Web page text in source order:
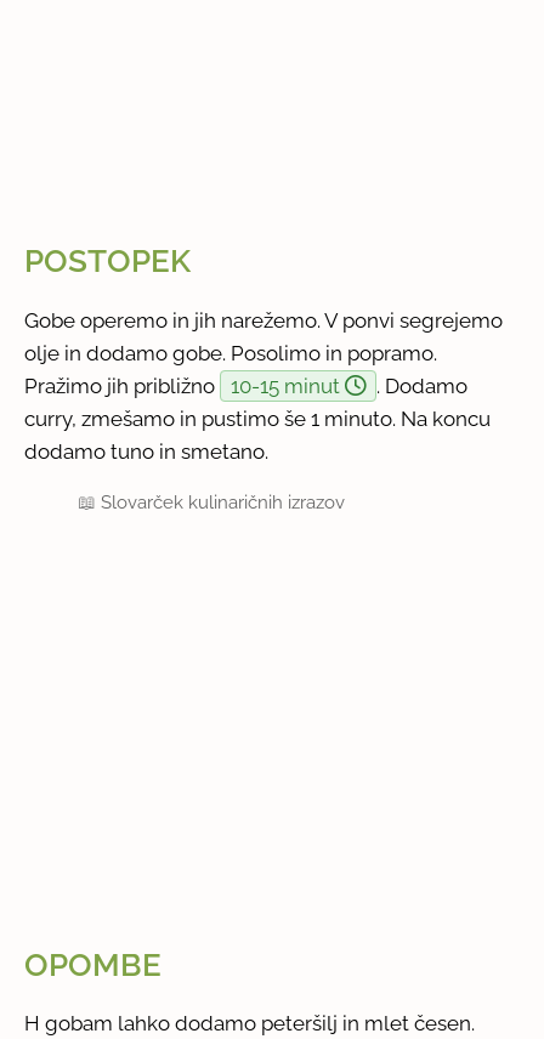
POSTOPEK
Gobe operemo in jih narežemo. V ponvi segrejemo
olje in dodamo gobe. Posolimo in popramo.
Pražimo jih približno
10-15 minut
. Dodamo
curry, zmešamo in pustimo še 1 minuto. Na koncu
dodamo tuno in smetano.
📖Slovarček kulinaričnih izrazov
OPOMBE
H gobam lahko dodamo peteršilj in mlet česen.